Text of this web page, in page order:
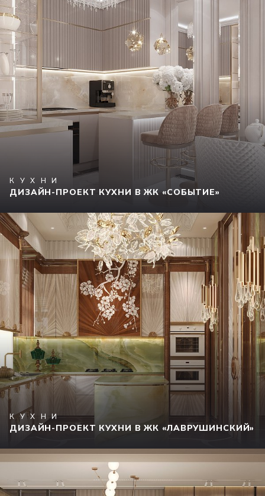
КУХНИ
ДИЗАЙН-ПРОЕКТ КУХНИ В ЖК «СОБЫТИЕ»
КУХНИ
ДИЗАЙН-ПРОЕКТ КУХНИ В ЖК «ЛАВРУШИНСКИЙ»